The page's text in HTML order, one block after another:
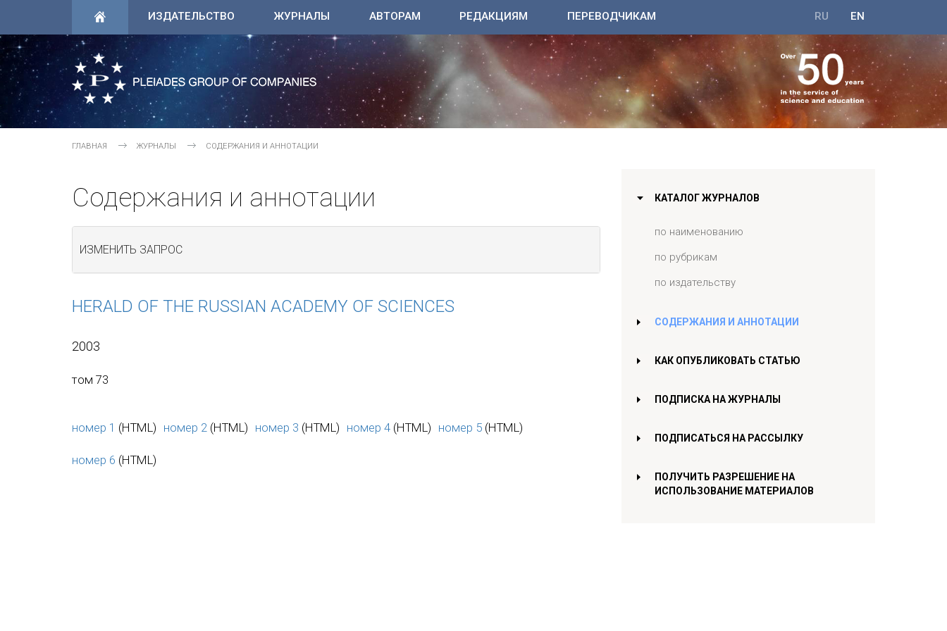
ИЗДАТЕЛЬСТВО ЖУРНАЛЫ АВТОРАМ РЕДАКЦИЯМ ПЕРЕВОДЧИКАМ EN
RU
ГЛАВНАЯ ЖУРНАЛЫ СОДЕРЖАНИЯ И АННОТАЦИИ
Содержания и аннотации
ИЗМЕНИТЬ ЗАПРОС
HERALD OF THE RUSSIAN ACADEMY OF SCIENCES
2003
том 73
номер 1 (HTML) номер 2 (HTML) номер 3 (HTML) номер 4 (HTML) номер 5 (HTML)
номер 6 (HTML)
КАТАЛОГ ЖУРНАЛОВ
по наименованию
по рубрикам
по издательству
СОДЕРЖАНИЯ И АННОТАЦИИ
КАК ОПУБЛИКОВАТЬ СТАТЬЮ
ПОДПИСКА НА ЖУРНАЛЫ
ПОДПИСАТЬСЯ НА РАССЫЛКУ
ПОЛУЧИТЬ РАЗРЕШЕНИЕ НА
ИСПОЛЬЗОВАНИЕ МАТЕРИАЛОВ